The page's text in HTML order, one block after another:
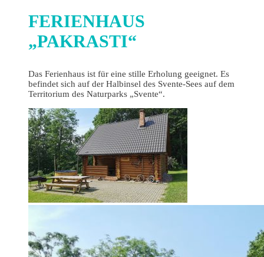
FERIENHAUS
„PAKRASTI“
Das Ferienhaus ist für eine stille Erholung geeignet. Es
befindet sich auf der Halbinsel des Svente-Sees auf dem
Territorium des Naturparks „Svente“.